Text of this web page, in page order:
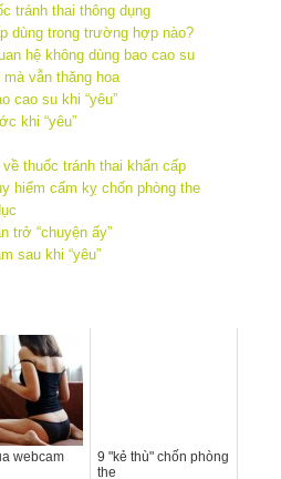
tránh thai thông dụng
dùng trong trường hợp nào?
hệ không dùng bao cao su
vẫn thăng hoa
cao su khi “yêu”
khi “yêu”
thuốc tránh thai khẩn cấp
hiểm cấm kỵ chốn phòng the
trở “chuyện ấy”
sau khi “yêu”
webcam
9 "kẻ thù" chốn phòng
the